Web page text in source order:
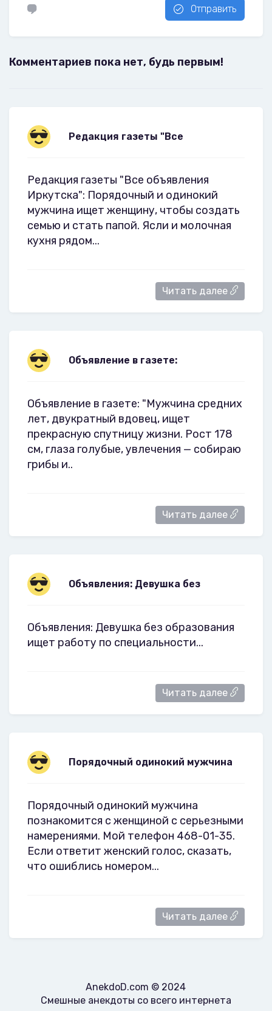
Отправить
Комментариев пока нет, будь первым!
Редакция газеты "Все
Редакция газеты "Все объявления
Иркутска": Порядочный и одинокий
мужчина ищет женщину, чтобы создать
семью и стать пaпой. Ясли и молочная
кухня рядом...
Читать далее
Объявление в газете:
Объявление в газете: "Мужчина средних
лет, двукратный вдовец, ищет
прекрасную спутницу жизни. Рост 178
см, глаза голубые, увлечения — собираю
грибы и..
Читать далее
Объявления: Девушка без
Объявления: Девушка без образования
ищет работу по специальности...
Читать далее
Порядочный одинокий мужчина
Порядочный одинокий мужчина
познакомится с женщиной с серьезными
намерениями. Мой телефон 468-01-35.
Если ответит женский голос, сказать,
что ошиблись номером...
Читать далее
AnekdoD.com © 2024
Смешные анекдоты со всего интернета